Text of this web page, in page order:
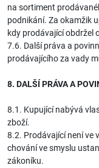
na sortiment
podnikání. Za okamžik
kdy prodávající obdržel
7.6. Další práva a
prodávajícího za vady
8. DALŠÍ PRÁVA A
8.1. Kupující nabývá
zboží.
8.2. Prodávající není ve
chování ve smyslu
zákoníku.